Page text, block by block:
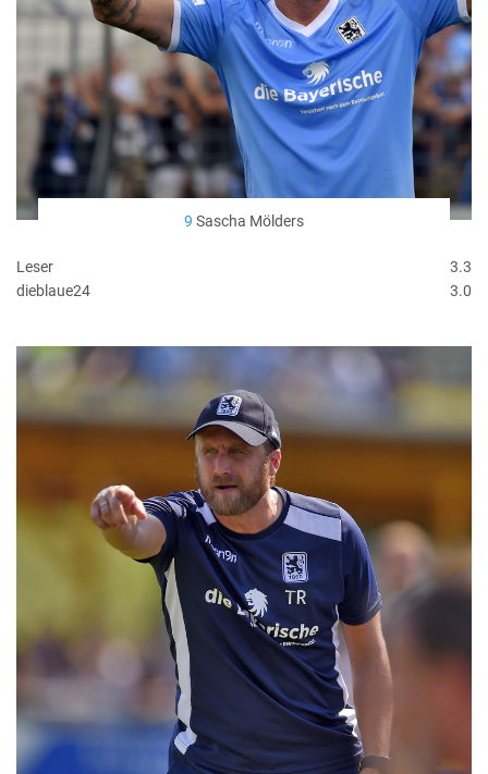
9 Sascha Mölders
Leser
3.3
dieblaue24
3.0